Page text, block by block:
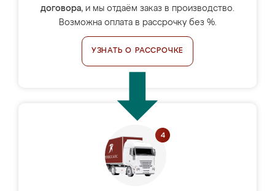
договора, и мы отдаём заказ в производство.
Возможна оплата в рассрочку без %.
УЗНАТЬ О РАССРОЧКЕ